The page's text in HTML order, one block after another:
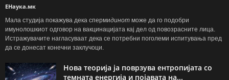
ЕНаука.мк
Мала студија покажува дека спермидинот може да го подобри
имунолошкиот одговор на вакцинацијата кај дел од повозрасните лица.
Истражувачите нагласуваат дека се потребни поголеми испитувања пред
да се донесат конечни заклучоци.
Нова теорија ја поврзува ентропијата со
темната енергија и појавата на...